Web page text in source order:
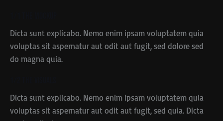
Dicta sunt explicabo. Nemo enim ipsam voluptatem quia
voluptas sit aspernatur aut odit aut fugit, sed dolore sed
do magna quia.
Dicta sunt explicabo. Nemo enim ipsam voluptatem quia
voluptas sit aspernatur aut odit aut fugit, sed quia. Dicta